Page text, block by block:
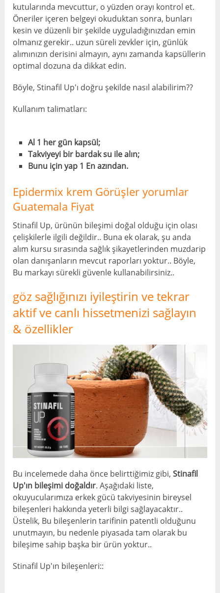
kutularında mevcuttur, o yüzden orayı kontrol et.
Öneriler içeren belgeyi okuduktan sonra, bunları
kesin ve düzenli bir şekilde uyguladığınızdan emin
olmanız gerekir.. uzun süreli zevkler için, günlük
alımınızın derisini almayın, aynı zamanda kapsüllerin
optimal dozuna da dikkat edin.
Böyle, Stinafil Up'ı doğru şekilde nasıl alabilirim??
Kullanım talimatları:
Al 1 her gün kapsül;
Takviyeyi bir bardak su ile alın;
Bunu için yap 1 En azından.
Epidermix krem ​​Görüşler yorumlar
Guatemala Fiyat
Stinafil Up, ürünün bileşimi doğal olduğu için olası
çelişkilerle ilgili değildir.. Buna ek olarak, şu anda
alım kursu sırasında sağlık şikayetlerinden muzdarip
olan danışanların mevcut raporları yoktur.. Böyle,
Bu markayı sürekli güvenle kullanabilirsiniz..
göz sağlığınızı iyileştirin ve tekrar
aktif ve canlı hissetmenizi sağlayın
& özellikler
Bu incelemede daha önce belirttiğimiz gibi,Stinafil
Up'ın bileşimi doğaldır. Aşağıdaki liste,
okuyucularımıza erkek gücü takviyesinin bireysel
bileşenleri hakkında yeterli bilgi sağlayacaktır..
Üstelik, Bu bileşenlerin tarifinin patentli olduğunu
unutmayın, bu nedenle piyasada tam olarak bu
bileşime sahip başka bir ürün yoktur..
Stinafil Up'ın bileşenleri::